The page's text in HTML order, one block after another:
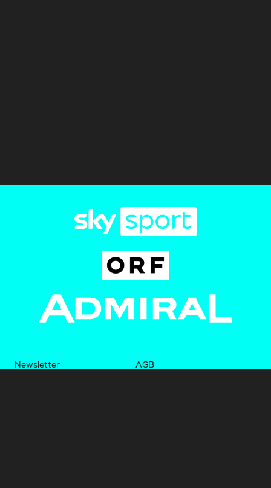
Newsletter AGB